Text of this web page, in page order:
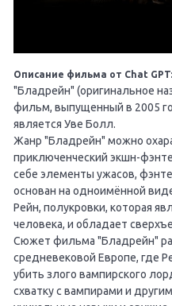
Описание фильма от Chat GPT:
"Бладрейн" (оригинальное
фильм, выпущенный в 2005
является Уве Болл.
Жанр "Бладрейн" можно
приключенческий экшн-
себе элементы ужасов,
основан на одноимённой
Рейн, полукровки, которая
человека, и обладает
Сюжет фильма "Бладрейн"
средневековой Европе, где
убить злого вампирского
схватку с вампирами и